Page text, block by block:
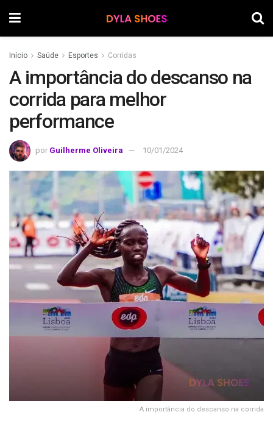
Início Saúde Esportes Corridas
A importância do descanso na
corrida para melhor
performance
por Guilherme Oliveira 10/01/2024
A importância do descanso na corrida